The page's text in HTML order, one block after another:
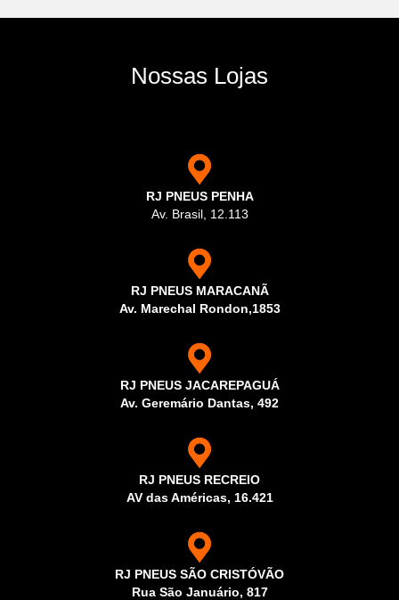
Nossas Lojas
RJ PNEUS PENHA
Av. Brasil, 12.113
RJ PNEUS MARACANÃ
Av. Marechal Rondon,1853
RJ PNEUS JACAREPAGUÁ
Av. Geremário Dantas, 492
RJ PNEUS RECREIO
AV das Américas, 16.421
RJ PNEUS SÃO CRISTÓVÃO
Rua São Januário, 817